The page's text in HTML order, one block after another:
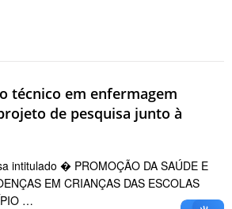
técnico em enfermagem
de pesquisa junto à
intitulado � PROMOÇÃO DA SAÚDE E
EM CRIANÇAS DAS ESCOLAS
…